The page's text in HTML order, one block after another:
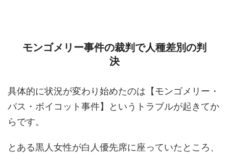
モンゴメリー事件の裁判で人種差別の判
決
具体的に状況が変わり始めたのは【モンゴメリー・
バス・ボイコット事件】というトラブルが起きてか
らです。
とある黒人女性が白人優先席に座っていたところ、